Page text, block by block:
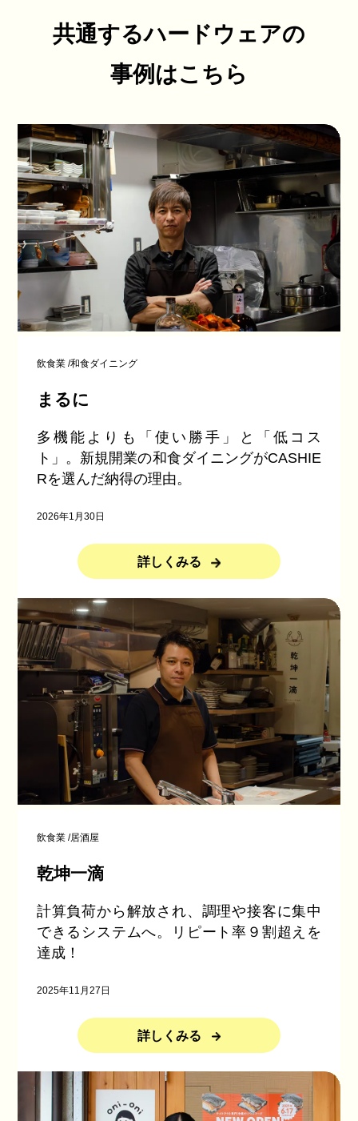
共通するハードウェアの
事例はこちら
飲食業/和食ダイニング
まるに
多機能よりも「使い勝手」と「低コス
ト」。新規開業の和食ダイニングがCASHIE
Rを選んだ納得の理由。
2026年1月30日
詳しくみる
飲食業/居酒屋
乾坤一滴
計算負荷から解放され、調理や接客に集中
できるシステムへ。リピート率９割超えを
達成！
2025年11月27日
詳しくみる